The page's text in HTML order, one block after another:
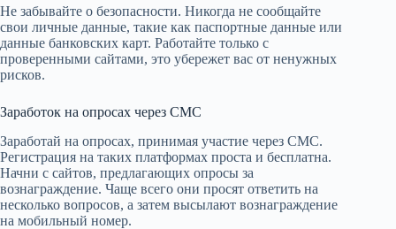
Не забывайте о безопасности. Никогда не сообщайте
свои личные данные, такие как паспортные данные или
данные банковских карт. Работайте только с
проверенными сайтами, это убережет вас от ненужных
рисков.
Заработок на опросах через СМС
Заработай на опросах, принимая участие через СМС.
Регистрация на таких платформах проста и бесплатна.
Начни с сайтов, предлагающих опросы за
вознаграждение. Чаще всего они просят ответить на
несколько вопросов, а затем высылают вознаграждение
на мобильный номер.